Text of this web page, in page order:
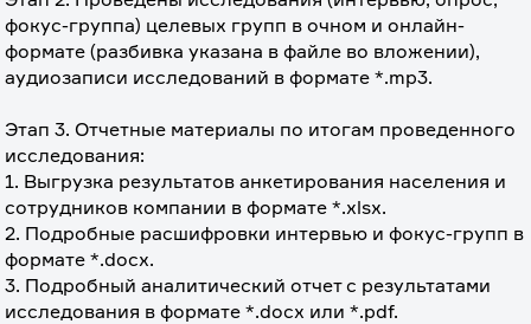
фокус-группа) целевых групп в очном и онлайн-
формате (разбивка указана в файле во вложении),
аудиозаписи исследований в формате *.mp3.
Этап 3. Отчетные материалы по итогам проведенного
исследования:
1. Выгрузка результатов анкетирования населения и
сотрудников компании в формате *.xlsx.
2. Подробные расшифровки интервью и фокус-групп в
формате *.docx.
3. Подробный аналитический отчет с результатами
исследования в формате *.docx или *.pdf.